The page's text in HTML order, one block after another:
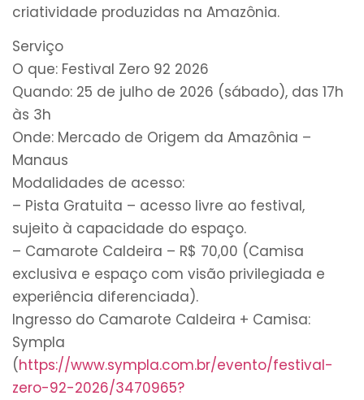
criatividade produzidas na Amazônia.
Serviço
O que: Festival Zero 92 2026
Quando: 25 de julho de 2026 (sábado), das 17h
às 3h
Onde: Mercado de Origem da Amazônia –
Manaus
Modalidades de acesso:
– Pista Gratuita – acesso livre ao festival,
sujeito à capacidade do espaço.
– Camarote Caldeira – R$ 70,00 (Camisa
exclusiva e espaço com visão privilegiada e
experiência diferenciada).
Ingresso do Camarote Caldeira + Camisa:
Sympla
(https://www.sympla.com.br/evento/festival-
zero-92-2026/3470965?